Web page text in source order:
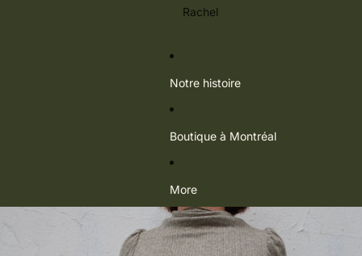
Rachel
Notre histoire
Boutique à Montréal
More
Passer aux informations sur le produit